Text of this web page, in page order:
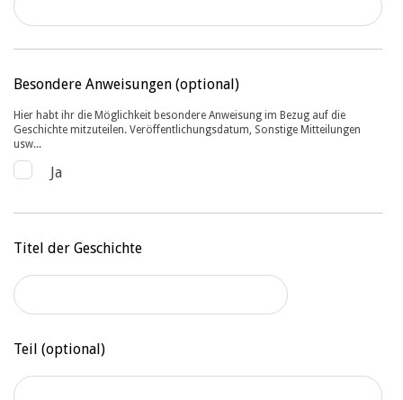
Besondere Anweisungen (optional)
Hier habt ihr die Möglichkeit besondere Anweisung im Bezug auf die
Geschichte mitzuteilen. Veröffentlichungsdatum, Sonstige Mitteilungen
usw...
Ja
Titel der Geschichte
Teil (optional)